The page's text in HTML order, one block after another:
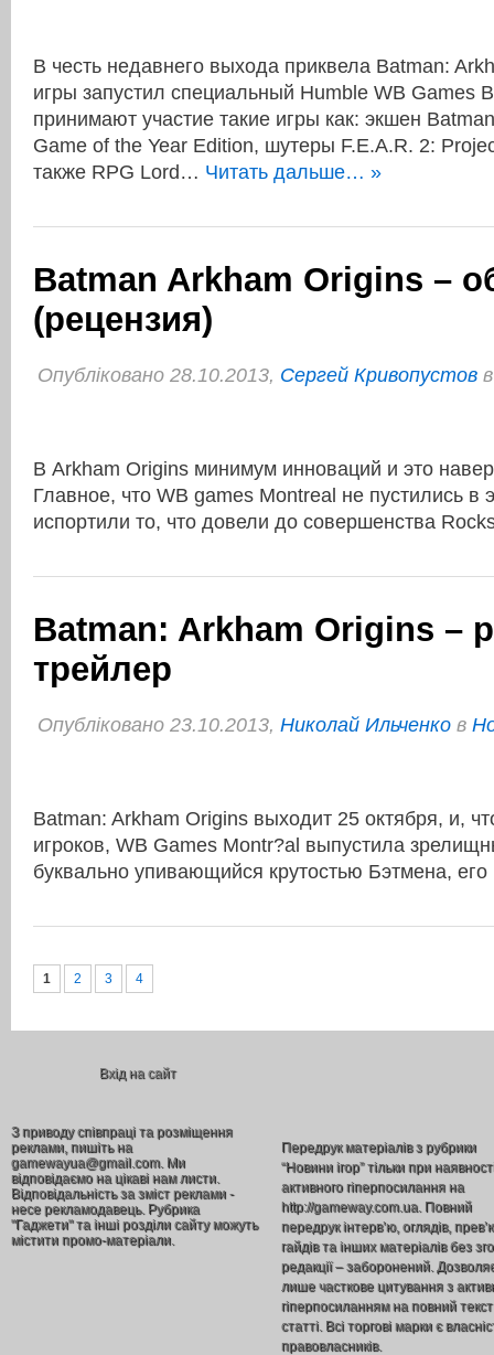
В честь недавнего выхода приквела Batman:
игры запустил cпециальный Humble WB Games
принимают участие такие игры как: экшен
Game of the Year Edition, шутеры F.E.A.R. 2:
также RPG Lord… Читать дальше… »
Batman Arkham Origins –
(рецензия)
Опубліковано 28.10.2013, Сергей Кривопустов
В Arkham Origins минимум инноваций и это
Главное, что WB games Montreal не пустились в
испортили то, что довели до совершенства
Batman: Arkham Origins –
трейлер
Опубліковано 23.10.2013, Николай Ильченко в
Batman: Arkham Origins выходит 25 октября, и,
игроков, WB Games Montr?al выпустила
буквально упивающийся крутостью Бэтмена, его
1 2 3 4
Вхід на сайт
З приводу співпраці та розміщення
реклами, пишіть на
gamewayua@gmail.com. Ми
відповідаємо на цікаві нам листи.
Відповідальність за зміст реклами -
несе рекламодавець. Рубрика
"Гаджети" та інші розділи сайту можуть
містити промо-матеріали.
Передрук матеріалів з рубрики
“Новини ігор” тільки при
активного гіперпосилання на
http://gameway.com.ua. Повний
передрук інтерв’ю, оглядів,
гайдів та інших матеріалів без
редакції – заборонений.
лише часткове цитування з
гіперпосиланням на повний текст
статті. Всі торгові марки є
правовласників.